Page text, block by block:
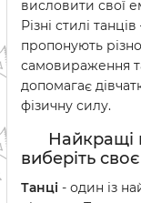
висловити свої
Різні стилі
пропонують
самовираження
допомагає
фізичну силу.
Найкращі
виберіть
Танці - один із